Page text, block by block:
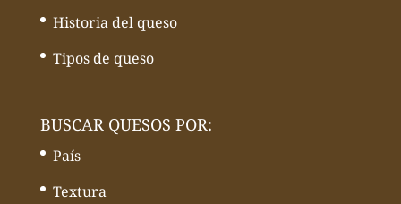
Historia del queso
Tipos de queso
BUSCAR QUESOS POR:
País
Textura